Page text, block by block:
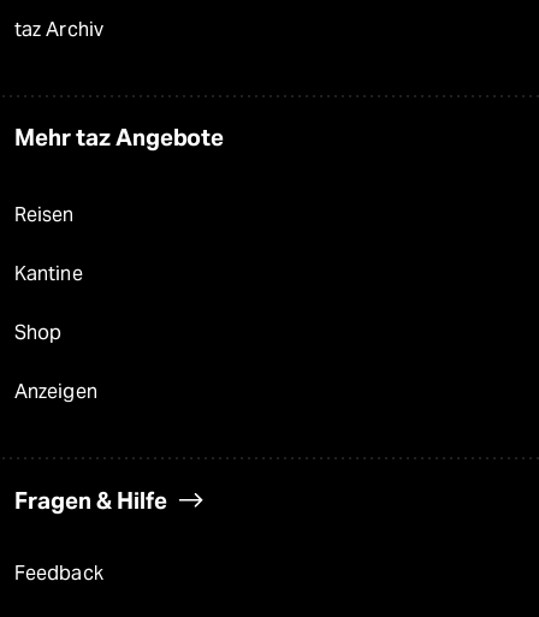
taz Archiv
Mehr taz Angebote
Reisen
Kantine
Shop
Anzeigen
Fragen & Hilfe
Feedback